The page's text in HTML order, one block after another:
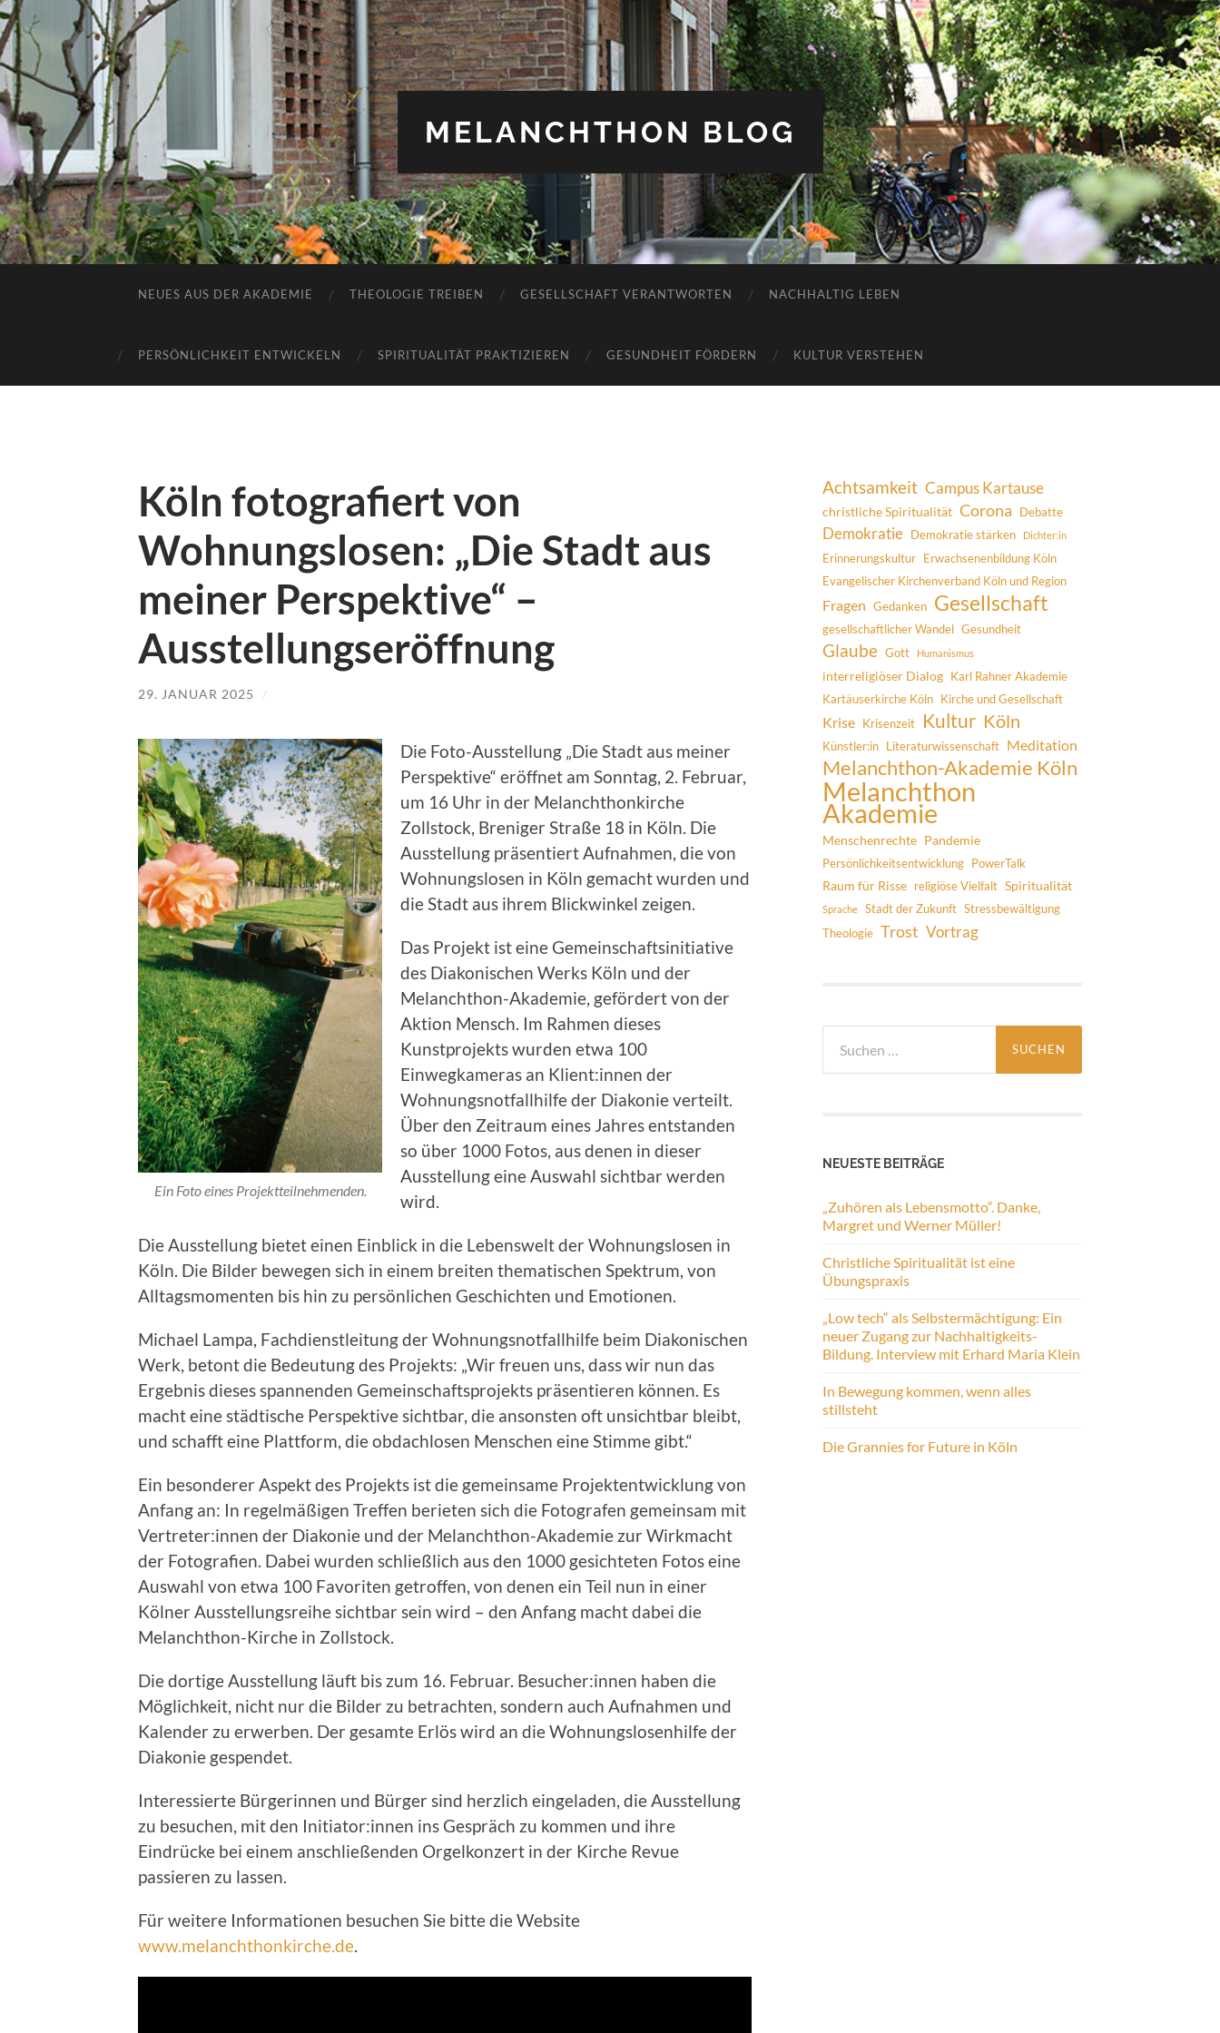
MELANCHTHON BLOG
NEUES AUS DER AKADEMIE THEOLOGIE TREIBEN GESELLSCHAFT VERANTWORTEN NACHHALTIG LEBEN
PERSÖNLICHKEIT ENTWICKELN SPIRITUALITÄT PRAKTIZIEREN GESUNDHEIT FÖRDERN KULTUR VERSTEHEN
Köln fotografiert von
Wohnungslosen: „Die Stadt aus
meiner Perspektive“ –
Ausstellungseröffnung
29. JANUAR 2025 /
Ein Foto eines Projektteilnehmenden.
Die Foto-Ausstellung „Die Stadt aus meiner
Perspektive“ eröffnet am Sonntag, 2. Februar,
um 16 Uhr in der Melanchthonkirche
Zollstock, Breniger Straße 18 in Köln. Die
Ausstellung präsentiert Aufnahmen, die von
Wohnungslosen in Köln gemacht wurden und
die Stadt aus ihrem Blickwinkel zeigen.
Das Projekt ist eine Gemeinschaftsinitiative
des Diakonischen Werks Köln und der
Melanchthon-Akademie, gefördert von der
Aktion Mensch. Im Rahmen dieses
Kunstprojekts wurden etwa 100
Einwegkameras an Klient:innen der
Wohnungsnotfallhilfe der Diakonie verteilt.
Über den Zeitraum eines Jahres entstanden
so über 1000 Fotos, aus denen in dieser
Ausstellung eine Auswahl sichtbar werden
wird.
Die Ausstellung bietet einen Einblick in die Lebenswelt der Wohnungslosen in
Köln. Die Bilder bewegen sich in einem breiten thematischen Spektrum, von
Alltagsmomenten bis hin zu persönlichen Geschichten und Emotionen.
Michael Lampa, Fachdienstleitung der Wohnungsnotfallhilfe beim Diakonischen
Werk, betont die Bedeutung des Projekts: „Wir freuen uns, dass wir nun das
Ergebnis dieses spannenden Gemeinschaftsprojekts präsentieren können. Es
macht eine städtische Perspektive sichtbar, die ansonsten oft unsichtbar bleibt,
und schafft eine Plattform, die obdachlosen Menschen eine Stimme gibt.“
Ein besonderer Aspekt des Projekts ist die gemeinsame Projektentwicklung von
Anfang an: In regelmäßigen Treffen berieten sich die Fotografen gemeinsam mit
Vertreter:innen der Diakonie und der Melanchthon-Akademie zur Wirkmacht
der Fotografien. Dabei wurden schließlich aus den 1000 gesichteten Fotos eine
Auswahl von etwa 100 Favoriten getroffen, von denen ein Teil nun in einer
Kölner Ausstellungsreihe sichtbar sein wird – den Anfang macht dabei die
Melanchthon-Kirche in Zollstock.
Die dortige Ausstellung läuft bis zum 16. Februar. Besucher:innen haben die
Möglichkeit, nicht nur die Bilder zu betrachten, sondern auch Aufnahmen und
Kalender zu erwerben. Der gesamte Erlös wird an die Wohnungslosenhilfe der
Diakonie gespendet.
Interessierte Bürgerinnen und Bürger sind herzlich eingeladen, die Ausstellung
zu besuchen, mit den Initiator:innen ins Gespräch zu kommen und ihre
Eindrücke bei einem anschließenden Orgelkonzert in der Kirche Revue
passieren zu lassen.
Für weitere Informationen besuchen Sie bitte die Website
www.melanchthonkirche.de
Achtsamkeit Campus Kartause
christliche Spiritualität Corona Debatte
Demokratie Demokratie stärken Dichter:in
Erinnerungskultur Erwachsenenbildung Köln
Evangelischer Kirchenverband Köln und Region
Fragen Gedanken Gesellschaft
gesellschaftlicher Wandel Gesundheit
Glaube Gott Humanismus
interreligiöser Dialog Karl Rahner Akademie
Kartäuserkirche Köln Kirche und Gesellschaft
Krise Krisenzeit Kultur Köln
Künstler:in Literaturwissenschaft Meditation
Melanchthon-Akademie Köln
Melanchthon
Akademie
Menschenrechte Pandemie
Persönlichkeitsentwicklung PowerTalk
Raum für Risse religiöse Vielfalt Spiritualität
Sprache Stadt der Zukunft Stressbewältigung
Theologie Trost Vortrag
nach:
NEUESTE BEITRÄGE
„Zuhören als Lebensmotto“. Danke,
Margret und Werner Müller!
Christliche Spiritualität ist eine
Übungspraxis
„Low tech“ als Selbstermächtigung: Ein
neuer Zugang zur Nachhaltigkeits-
Bildung. Interview mit Erhard Maria Klein
In Bewegung kommen, wenn alles
stillsteht
Die Grannies for Future in Köln